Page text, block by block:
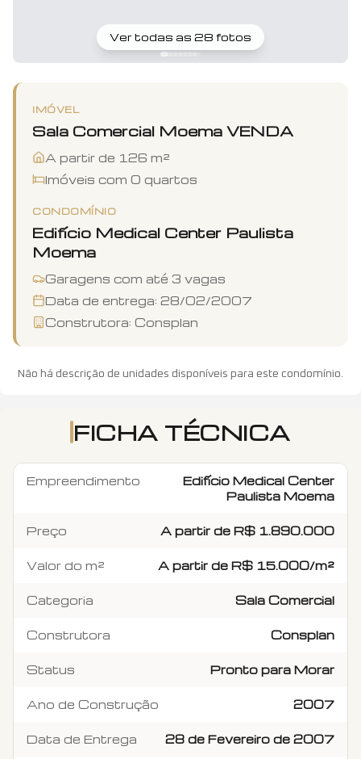
Ver todas as 28 fotos
IMÓVEL
Sala Comercial Moema VENDA
A partir de 126 m²
Imóveis com 0 quartos
CONDOMÍNIO
Edifício Medical Center Paulista
Moema
Garagens com até 3 vagas
Data de entrega: 28/02/2007
Construtora: Consplan
Não há descrição de unidades disponíveis para este condomínio.
FICHA TÉCNICA
Empreendimento
Edifício Medical Center
Paulista Moema
Preço A partir de R$ 1.890.000
Valor do m² A partir de R$ 15.000/m²
Categoria Sala Comercial
Construtora Consplan
Status Pronto para Morar
Ano de Construção 2007
Data de Entrega 28 de Fevereiro de 2007